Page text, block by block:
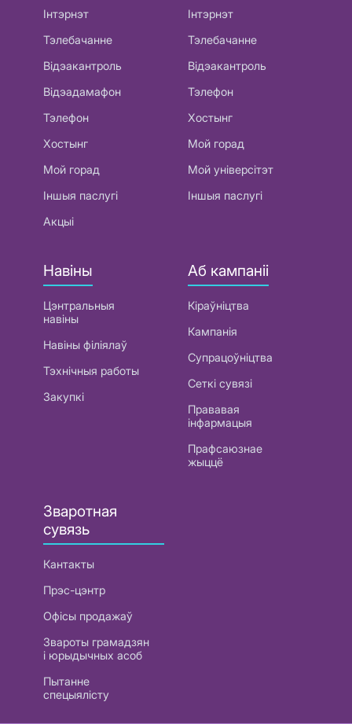
Інтэрнэт
Тэлебачанне
Відэакантроль
Відэадамафон
Тэлефон
Хостынг
Мой горад
Іншыя паслугі
Акцыі
Інтэрнэт
Тэлебачанне
Відэакантроль
Тэлефон
Хостынг
Мой горад
Мой універсітэт
Іншыя паслугі
Навіны
Цэнтральныя
навіны
Навіны філіялаў
Тэхнічныя работы
Закупкі
Аб кампаніі
Кіраўніцтва
Кампанія
Супрацоўніцтва
Сеткі сувязі
Прававая
інфармацыя
Прафсаюзнае
жыццё
Зваротная
сувязь
Кантакты
Прэс-цэнтр
Офісы продажаў
Звароты грамадзян
і юрыдычных асоб
Пытанне
спецыялісту